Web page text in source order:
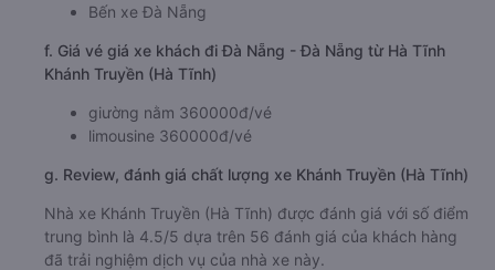
Bến xe Đà Nẵng
f. Giá vé giá xe khách đi Đà Nẵng - Đà Nẵng từ Hà Tĩnh
Khánh Truyền (Hà Tĩnh)
giường nằm 360000đ/vé
limousine 360000đ/vé
g. Review, đánh giá chất lượng xe Khánh Truyền (Hà Tĩnh)
Nhà xe Khánh Truyền (Hà Tĩnh) được đánh giá với số điểm
trung bình là 4.5/5 dựa trên 56 đánh giá của khách hàng
đã trải nghiệm dịch vụ của nhà xe này.